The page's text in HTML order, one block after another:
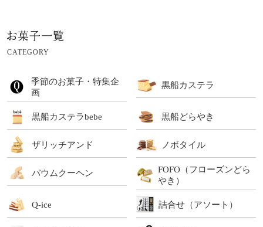
CATEGORY
季節のお菓子・特集企
画
黒船カステラ
黒船カステラbebe 黒船どらやき
ザリッチアンド ノボタイル
バウムクーヘン
FOFO（フローズンどら
やき）
Q-ice 詰合せ（アソート）